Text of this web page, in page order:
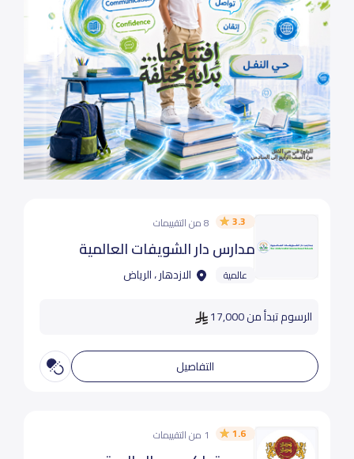
3.3 8 من التقييمات
مدارس دار الشويفات العالمية
عالمية الازدهار ، الرياض
الرسوم تبدأ من 17,000
التفاصيل
1.6 1 من التقييمات